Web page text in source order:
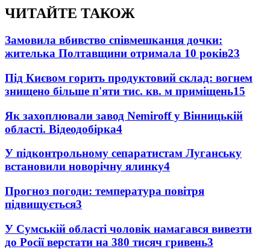
ЧИТАЙТЕ ТАКОЖ
Замовила вбивство співмешканця дочки:
жителька Полтавщини отримала 10 років23
Під Києвом горить продуктовий склад: вогнем
знищено більше п'яти тис. кв. м приміщень15
Як захоплювали завод Nemiroff у Вінницькій
області. Відеодобірка4
У підконтрольному сепаратистам Луганську
встановили новорічну ялинку4
Прогноз погоди: температура повітря
підвищується3
У Сумській області чоловік намагався вивезти
до Росії верстати на 380 тисяч гривень3